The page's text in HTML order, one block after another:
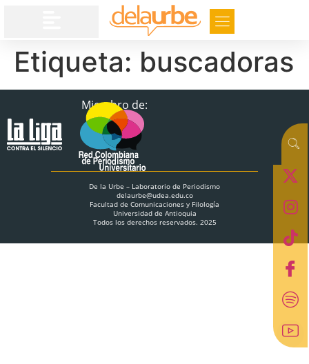
Etiqueta: buscadoras
Miembro de:
De la Urbe – Laboratorio de Periodismo
delaurbe@udea.edu.co
Facultad de Comunicaciones y Filología
Universidad de Antioquia
Todos los derechos reservados. 2025